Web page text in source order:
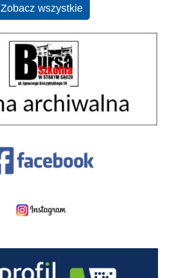
Zobacz wszystkie